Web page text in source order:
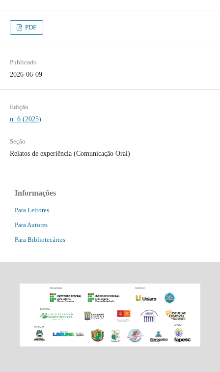
PDF
Publicado
2026-06-09
Edição
n. 6 (2025)
Seção
Relatos de experiência (Comunicação Oral)
Informações
Para Leitores
Para Autores
Para Bibliotecários